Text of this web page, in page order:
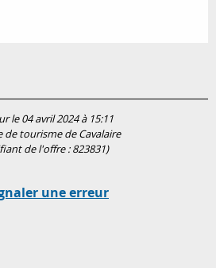
le 04 avril 2024 à 15:11
de tourisme de Cavalaire
de l'offre :823831)
une erreur